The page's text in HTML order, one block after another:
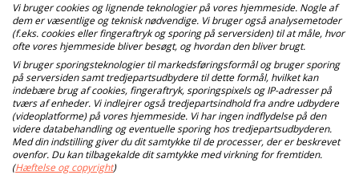
Vi bruger cookies og lignende teknologier på vores hjemmeside. Nogle af
dem er væsentlige og teknisk nødvendige. Vi bruger også analysemetoder
(f.eks. cookies eller fingeraftryk og sporing på serversiden) til at måle, hvor
ofte vores hjemmeside bliver besøgt, og hvordan den bliver brugt.
Vi bruger sporingsteknologier til markedsføringsformål og bruger sporing
på serversiden samt tredjepartsudbydere til dette formål, hvilket kan
indebære brug af cookies, fingeraftryk, sporingspixels og IP-adresser på
tværs af enheder. Vi indlejrer også tredjepartsindhold fra andre udbydere
(videoplatforme) på vores hjemmeside. Vi har ingen indflydelse på den
videre databehandling og eventuelle sporing hos tredjepartsudbyderen.
Med din indstilling giver du dit samtykke til de processer, der er beskrevet
ovenfor. Du kan tilbagekalde dit samtykke med virkning for fremtiden.
(Hæftelse og copyright)